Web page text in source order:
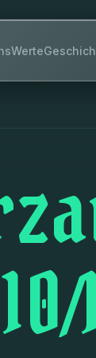
Werte